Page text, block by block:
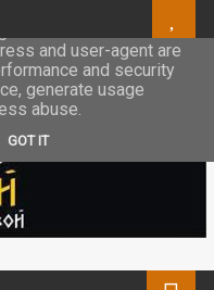
to deliver its services
and user-agent are
and security
generate usage
abuse.
GOT IT